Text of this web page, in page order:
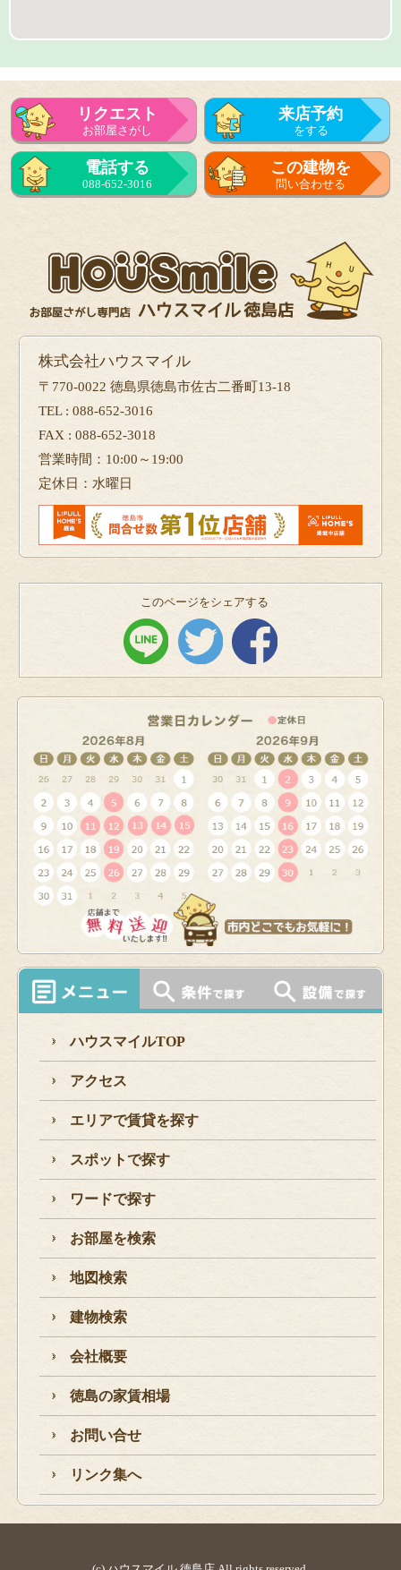
リクエスト
お部屋さがし
来店予約
をする
来店予約
をする
電話する
088-652-3016
この建物を
問い合わせる
株式会社ハウスマイル
〒770-0022 徳島県徳島市佐古二番町13-18
TEL : 088-652-3016
FAX : 088-652-3018
営業時間：10:00～19:00
定休日：水曜日
このページをシェアする
ハウスマイルTOP
アクセス
エリアで賃貸を探す
スポットで探す
ワードで探す
お部屋を検索
地図検索
建物検索
会社概要
徳島の家賃相場
お問い合せ
リンク集へ